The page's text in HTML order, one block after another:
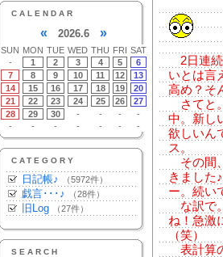
CALENDAR
« 2026.6 »
SUN MON TUE WED THU FRI SAT
-
1 2 3 4 5
6
7
8 9 10 11 12
13
14
15 16 17 18 19
20
21
22 23 24 25 26
27
28
29 30 - - -
-
-
- - - - - -
CATEGORY
日記帳♪ （5972件）
戯言･･･♪ （28件）
旧Log （27件）
SEARCH
2日連続
いとは言
高め？そ
さてと
中。新し
欲しいん
ス。
その間
きました
ー。続い
な訳で
ね！急激
（笑）
表計算